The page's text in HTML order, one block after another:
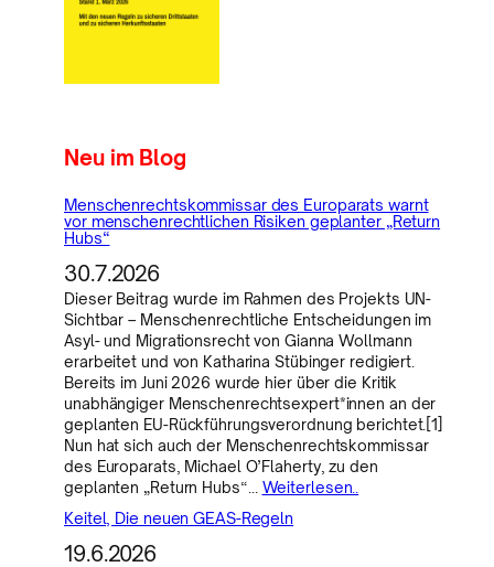
Neu im Blog
Menschenrechtskommissar des Europarats warnt
vor menschenrechtlichen Risiken geplanter „Return
Hubs“
30.7.2026
Dieser Beitrag wurde im Rahmen des Projekts UN-
Sichtbar – Menschenrechtliche Entscheidungen im
Asyl- und Migrationsrecht von Gianna Wollmann
erarbeitet und von Katharina Stübinger redigiert.
Bereits im Juni 2026 wurde hier über die Kritik
unabhängiger Menschenrechtsexpert*innen an der
geplanten EU-Rückführungsverordnung berichtet.[1]
Nun hat sich auch der Menschenrechtskommissar
des Europarats, Michael O’Flaherty, zu den
geplanten „Return Hubs“… Weiterlesen..
Keitel, Die neuen GEAS-Regeln
19.6.2026